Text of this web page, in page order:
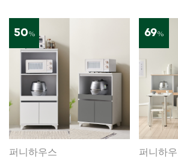
50%
퍼니하우스
69%
퍼니하